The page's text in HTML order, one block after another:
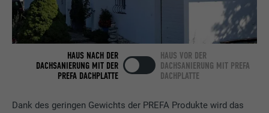
Dank des geringen Gewichts der PREFA Produkte wird das
HAUS NACH DER
DACHSANIERUNG MIT DER
PREFA DACHPLATTE
HAUS VOR DER
DACHSANIERUNG MIT PREFA
DACHPLATTE